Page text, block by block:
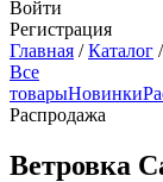
Войти
Регистрация
Главная /Каталог /
Все
товарыНовинки
Распродажа
Ветровка